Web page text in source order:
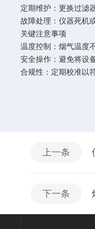
定期维护：更换过滤
故障处理：仪器死机
关键注意事项
温度控制：烟气温度
安全操作：避免将设
合规性：定期校准以
上一条
下一条